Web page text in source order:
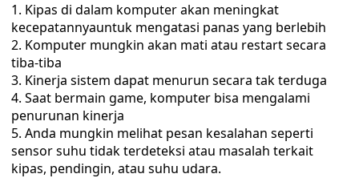
Kipas di dalam komputer akan meningkat
kecepatannyauntuk mengatasi panas yang berlebih
Komputer mungkin akan mati atau restart secara
tiba-tiba
Kinerja sistem dapat menurun secara tak terduga
Saat bermain game, komputer bisa mengalami
penurunan kinerja
Anda mungkin melihat pesan kesalahan seperti
sensor suhu tidak terdeteksi atau masalah terkait
kipas, pendingin, atau suhu udara.